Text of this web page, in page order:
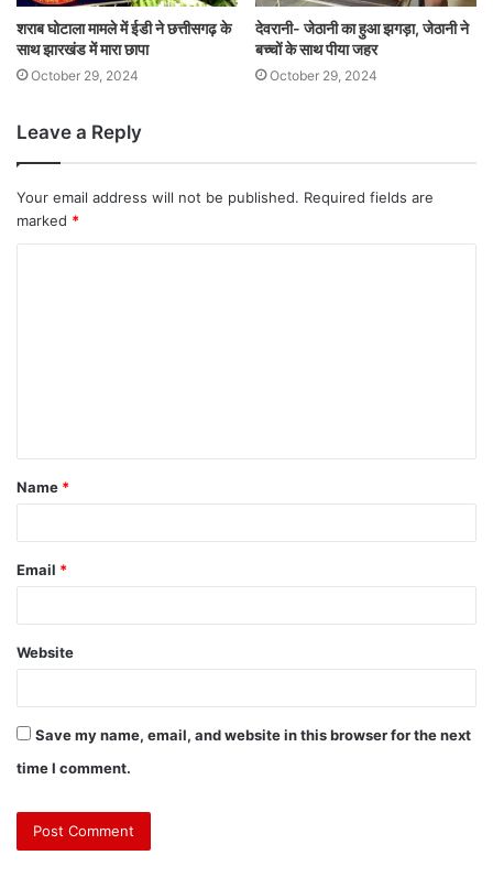
शराब घोटाला मामले में ईडी ने छत्तीसगढ़ के
साथ झारखंड में मारा छापा
October 29, 2024
देवरानी- जेठानी का हुआ झगड़ा, जेठानी ने
बच्चों के साथ पीया जहर
October 29, 2024
Leave a Reply
Your email address will not be published. Required fields are
marked *
Name *
Email *
Website
Save my name, email, and website in this browser for the next
time I comment.